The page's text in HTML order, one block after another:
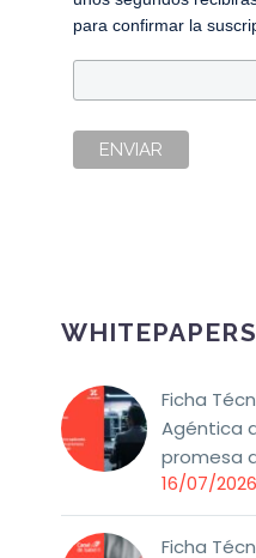
para confirmar la
Ficha
Agéntica
promesa
16/07/2026
Ficha